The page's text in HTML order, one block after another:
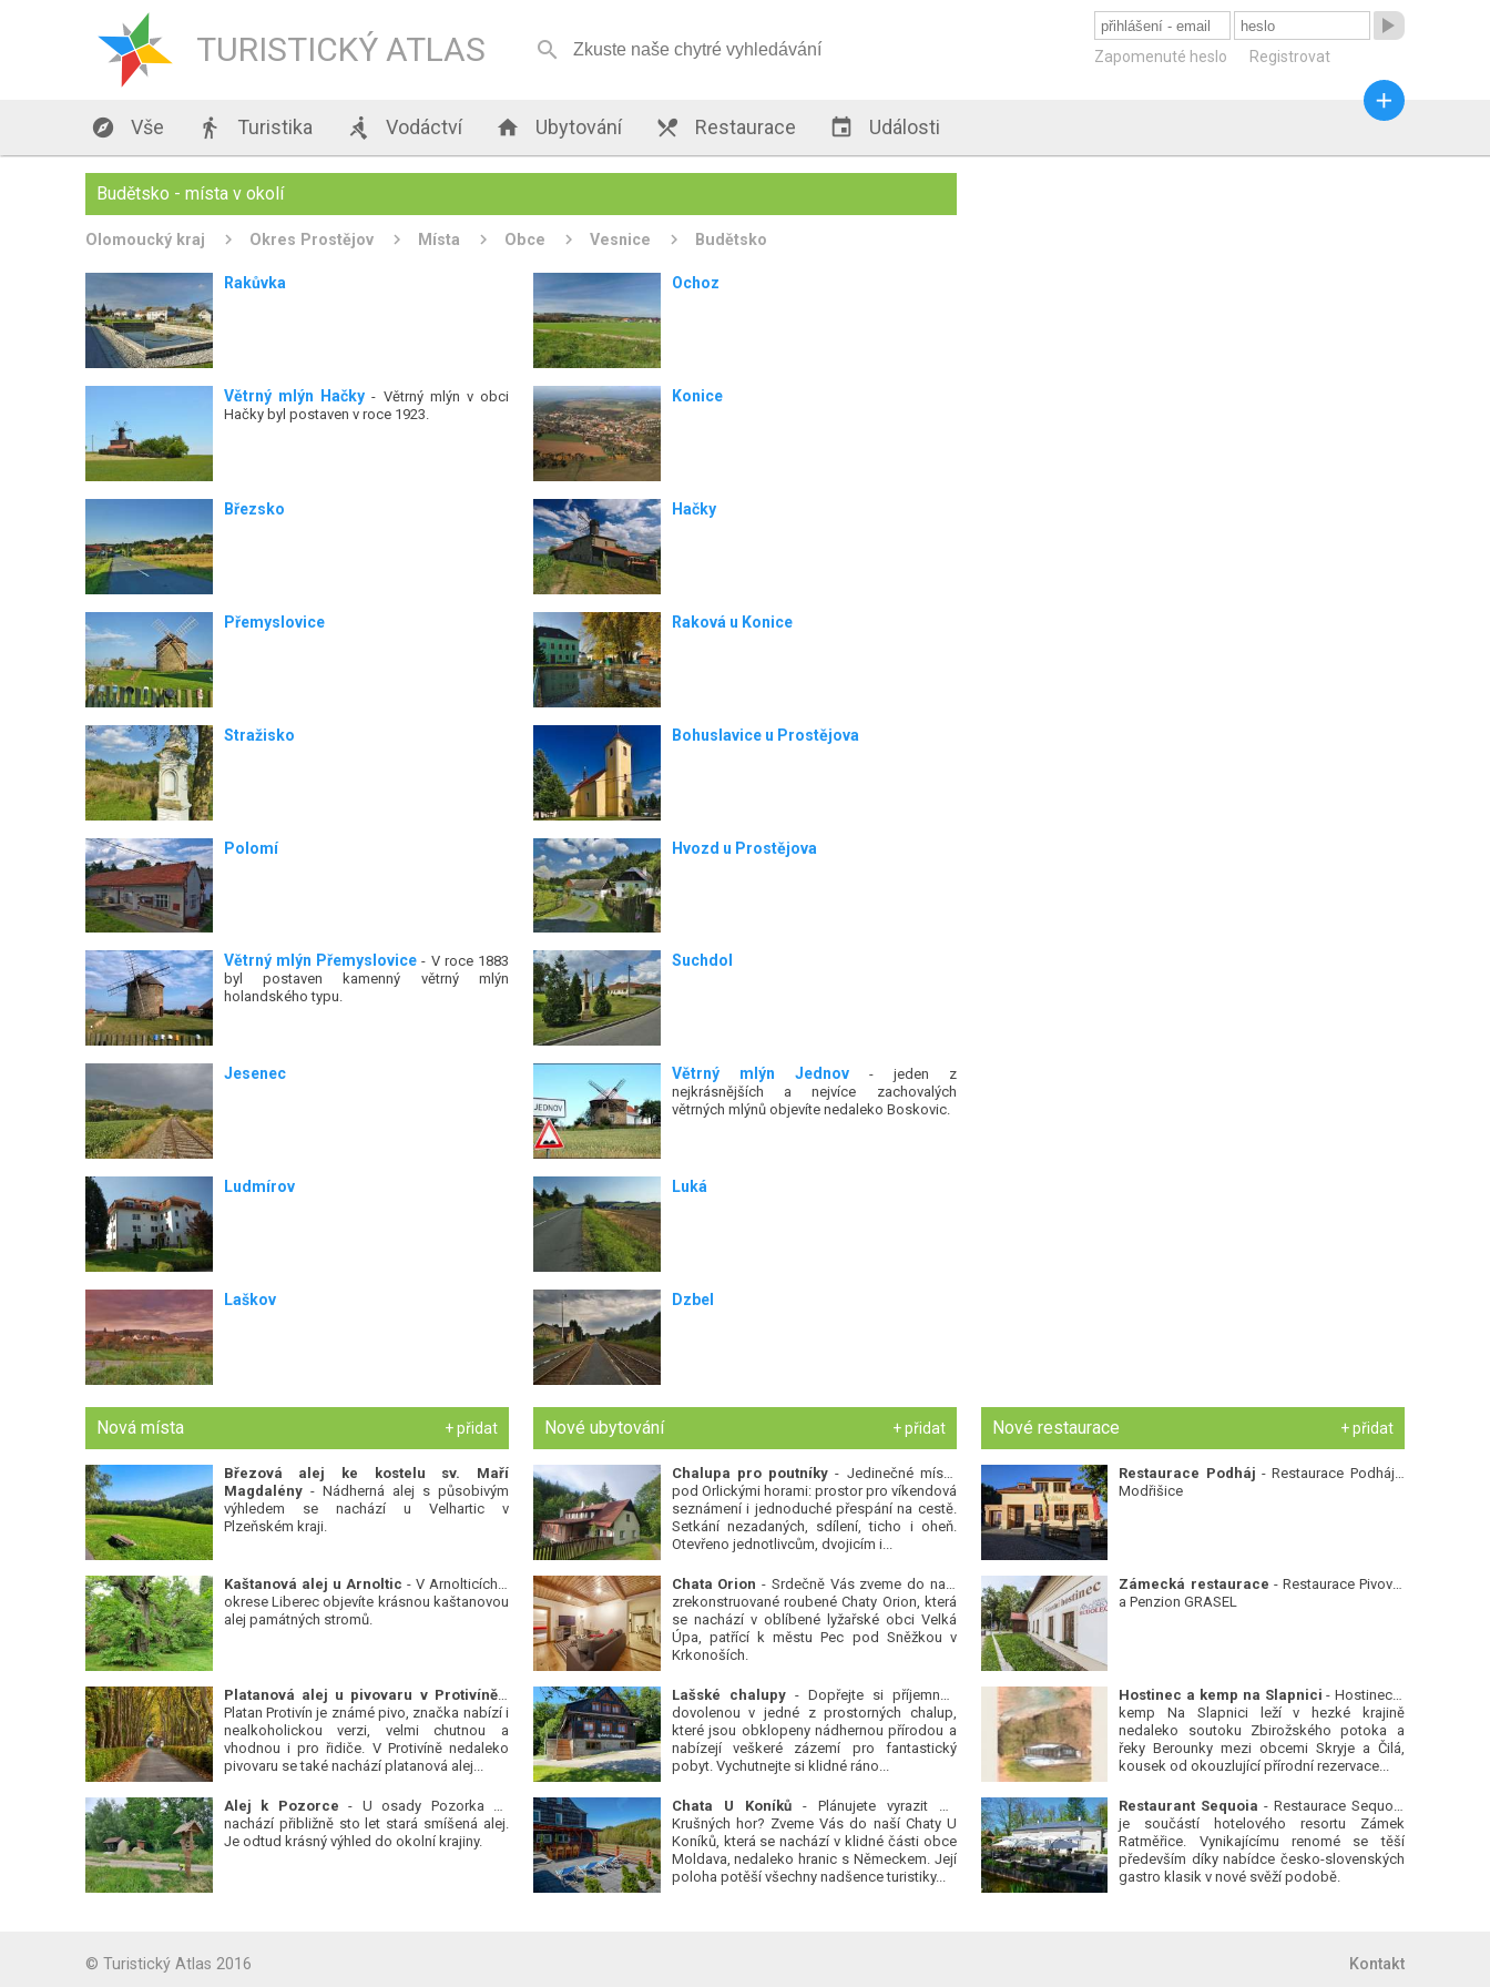
TURISTICKÝ ATLAS 

Zapomenuté heslo Registrovat
 Vše  Turistika  Vodáctví  Ubytování  Restaurace  Události

Budětsko - místa v okolí
Olomoucký kraj Okres Prostějov Místa Obce Vesnice Budětsko
Ochoz
Rakůvka
Konice
Větrný mlýn Hačky - Větrný mlýn v obci
Hačky byl postaven v roce 1923.
Hačky
Březsko
Raková u Konice
Přemyslovice
Bohuslavice u Prostějova
Stražisko
Hvozd u Prostějova
Polomí
Suchdol
Větrný mlýn Přemyslovice - V roce 1883
byl postaven kamenný větrný mlýn
holandského typu.
Větrný mlýn Jednov- jeden z
nejkrásnějších a nejvíce zachovalých
větrných mlýnů objevíte nedaleko Boskovic.
Jesenec
Luká
Ludmírov
Dzbel
Laškov
Nová místa + přidat
Březová alej ke kostelu sv. Maří
Magdalény- Nádherná alej s působivým
výhledem se nachází u Velhartic v
Plzeňském kraji.
Kaštanová alej u Arnoltic - V Arnolticích v
okrese Liberec objevíte krásnou kaštanovou
alej památných stromů.
Platanová alej u pivovaru v Protivíně-
Platan Protivín je známé pivo, značka nabízí i
nealkoholickou verzi, velmi chutnou a
vhodnou i pro řidiče. V Protivíně nedaleko
pivovaru se také nachází platanová alej...
Alej k Pozorce - U osady Pozorka se
nachází přibližně sto let stará smíšená alej.
Je odtud krásný výhled do okolní krajiny.
Nové ubytování + přidat
Chalupa pro poutníky - Jedinečné místo
pod Orlickými horami: prostor pro víkendová
seznámení i jednoduché přespání na cestě.
Setkání nezadaných, sdílení, ticho i oheň.
Otevřeno jednotlivcům, dvojicím i...
Chata Orion - Srdečně Vás zveme do naší
zrekonstruované roubené Chaty Orion, která
se nachází v oblíbené lyžařské obci Velká
Úpa, patřící k městu Pec pod Sněžkou v
Krkonoších.
Lašské chalupy- Dopřejte si příjemnou
dovolenou v jedné z prostorných chalup,
které jsou obklopeny nádhernou přírodou a
nabízejí veškeré zázemí pro fantastický
pobyt. Vychutnejte si klidné ráno...
Chata U Koníků- Plánujete vyrazit do
Krušných hor? Zveme Vás do naší Chaty U
Koníků, která se nachází v klidné části obce
Moldava, nedaleko hranic s Německem. Její
poloha potěší všechny nadšence turistiky...
Nové restaurace + přidat
Restaurace Podháj - Restaurace Podháj -
Modřišice
Zámecká restaurace - Restaurace Pivovar
a Penzion GRASEL
Hostinec a kemp na Slapnici - Hostinec a
kemp Na Slapnici leží v hezké krajině
nedaleko soutoku Zbirožského potoka a
řeky Berounky mezi obcemi Skryje a Čilá,
kousek od okouzlující přírodní rezervace...
Restaurant Sequoia - Restaurace Sequoia
je součástí hotelového resortu Zámek
Ratměřice. Vynikajícímu renomé se těší
především díky nabídce česko-slovenských
gastro klasik v nové svěží podobě.
© Turistický Atlas 2016 Kontakt